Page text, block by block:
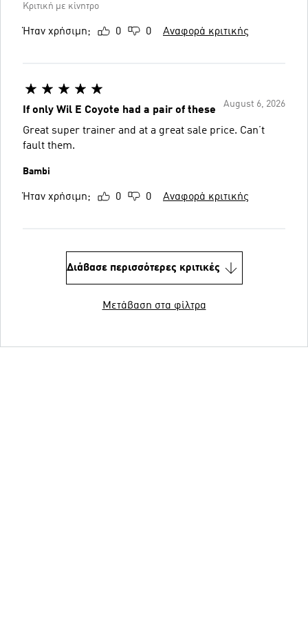
Κριτική με κίνητρο
Ήταν χρήσιμη; 0 0 Αναφορά κριτικής
August 6, 2026
If only Wil E Coyote had a pair of these
Great super trainer and at a great sale price. Can’t
fault them.
Bambi
Ήταν χρήσιμη; 0 0 Αναφορά κριτικής
Διάβασε περισσότερες κριτικές
Μετάβαση στα φίλτρα